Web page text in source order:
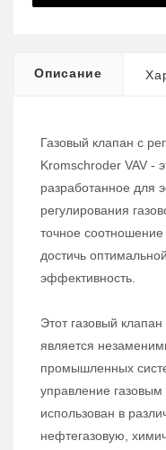
Описание
Газовый клапан с
Kromschroder VAV -
разработанное для
регулирования
точное соотношение
достичь
эффективность.
Этот газовый
является
промышленных
управление
использован в
нефтегазовую,